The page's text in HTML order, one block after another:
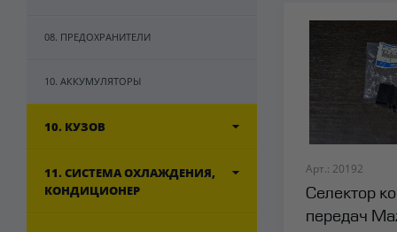
08. ПРЕДОХРАНИТЕЛИ
10. АККУМУЛЯТОРЫ
10. КУЗОВ
11. СИСТЕМА ОХЛАЖДЕНИЯ,
КОНДИЦИОНЕР
Арт.: 20192
Селектор
передач